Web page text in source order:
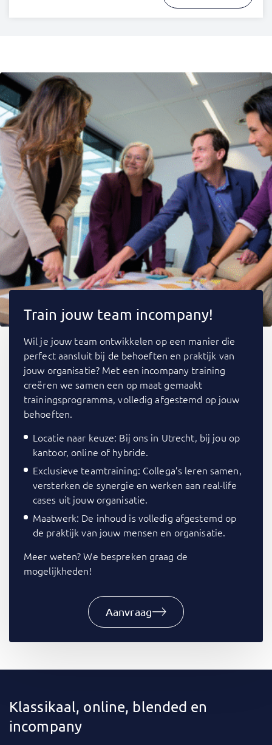
Train jouw team incompany!
Wil je jouw team ontwikkelen op een manier die
perfect aansluit bij de behoeften en praktijk van
jouw organisatie? Met een incompany training
creëren we samen een op maat gemaakt
trainingsprogramma, volledig afgestemd op jouw
behoeften.
Locatie naar keuze: Bij ons in Utrecht, bij jou op
kantoor, online of hybride.
Exclusieve teamtraining: Collega’s leren samen,
versterken de synergie en werken aan real-life
cases uit jouw organisatie.
Maatwerk: De inhoud is volledig afgestemd op
de praktijk van jouw mensen en organisatie.
Meer weten? We bespreken graag de
mogelijkheden!
Aanvraag
Klassikaal, online, blended en
incompany